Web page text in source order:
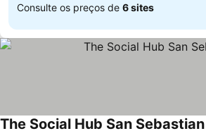
Consulte os preços de 6 sites
The Social Hub San Sebastian